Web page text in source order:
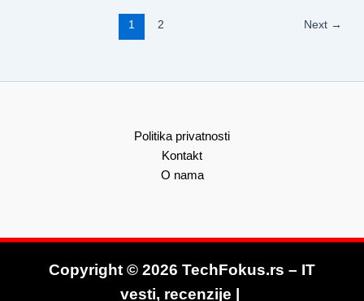
1 2 Next →
Politika privatnosti
Kontakt
O nama
Copyright © 2026 TechFokus.rs – IT
vesti, recenzije |